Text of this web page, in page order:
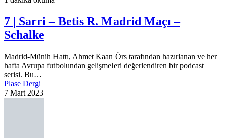
7 | Sarri – Betis R. Madrid Maçı –
Schalke
Madrid-Münih Hattı, Ahmet Kaan Örs tarafından hazırlanan ve her
hafta Avrupa futbolundan gelişmeleri değerlendiren bir podcast
serisi. Bu…
Plase Dergi
7 Mart 2023